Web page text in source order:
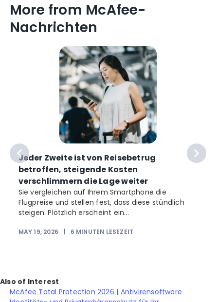
More from McAfee-
Nachrichten
Jeder Zweite ist von Reisebetrug
betroffen, steigende Kosten
verschlimmern die Lage weiter
Sie vergleichen auf Ihrem Smartphone die
Flugpreise und stellen fest, dass diese stündlich
steigen. Plötzlich erscheint ein...
MAY 19, 2026 6 MINUTEN LESEZEIT
Also of Interest
McAfee Total Protection 2026 | Antivirensoftware